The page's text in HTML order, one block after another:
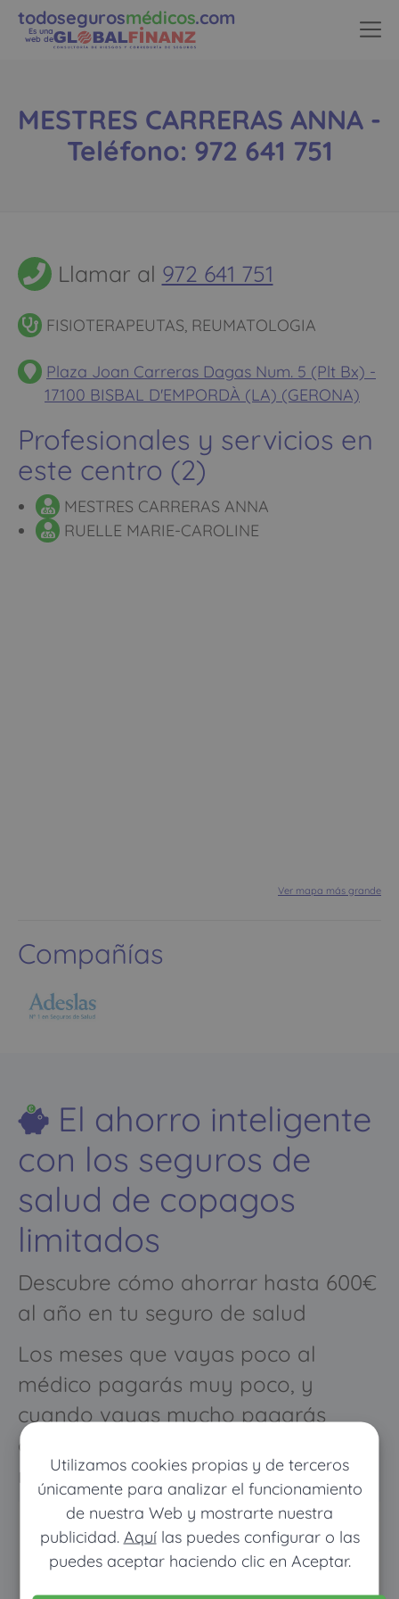
Utilizamos cookies propias y de terceros
únicamente para analizar el funcionamiento
de nuestra Web y mostrarte nuestra
publicidad. Aquílas puedes configurar o las
puedes aceptar haciendo clic en Aceptar.
todosegurosmédicos.com
Es una
web de
MESTRES CARRERAS ANNA -
Teléfono: 972 641 751
Llamar al 972 641 751
FISIOTERAPEUTAS, REUMATOLOGIA
Plaza Joan Carreras Dagas Num. 5 (Plt Bx) -
17100 BISBAL D'EMPORDÀ (LA) (GERONA)
Profesionales y servicios en
este centro (2)
MESTRES CARRERAS ANNA
RUELLE MARIE-CAROLINE
Ver mapa más grande
Compañías
El ahorro inteligente
con los seguros de
salud de copagos
limitados
Descubre cómo ahorrar hasta 600€
al año en tu seguro de salud
Los meses que vayas poco al
médico pagarás muy poco, y
cuando vayas mucho pagarás
como con un seguro médico
normal